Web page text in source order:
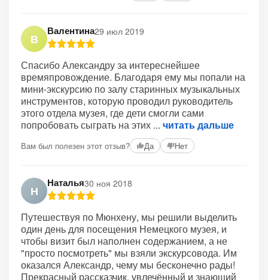
В
Валентина29 июл 2019
Спасибо Александру за интереснейшее
времяпровождение. Благодаря ему мы попали на
мини-экскурсию по залу старинных музыкальных
инструментов, которую проводил руководитель
этого отдела музея, где дети смогли сами
попробовать сыграть на этих
читать дальше
Вам был полезен этот отзыв? Да Нет
Н
Наталья30 ноя 2018
Путешествуя по Мюнхену, мы решили выделить
один день для посещения Немецкого музея, и
чтобы визит был наполнен содержанием, а не
"просто посмотреть" мы взяли экскурсовода. Им
оказался Александр, чему мы бесконечно рады!
Прекрасный рассказчик, увлечённый и знающий